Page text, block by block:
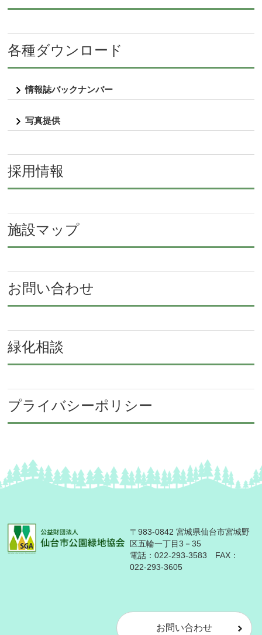
各種ダウンロード
情報誌バックナンバー
写真提供
採用情報
施設マップ
お問い合わせ
緑化相談
プライバシーポリシー
〒983-0842 宮城県仙台市宮城野
区五輪一丁目3－35
電話： 022-293-3583 FAX：
022-293-3605
お問い合わせ